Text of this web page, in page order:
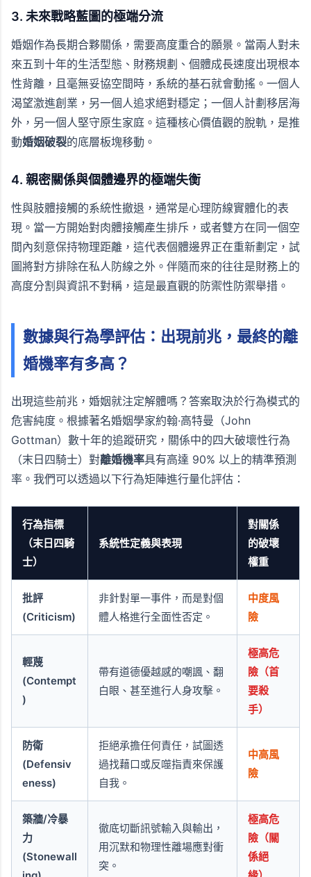
3. 未來戰略藍圖的極端分流
婚姻作為長期合夥關係，需要高度重合的願景。當兩人對未
來五到十年的生活型態、財務規劃、個體成長速度出現根本
性背離，且毫無妥協空間時，系統的基石就會動搖。一個人
渴望激進創業，另一個人追求絕對穩定；一個人計劃移居海
外，另一個人堅守原生家庭。這種核心價值觀的脫軌，是推
動婚姻破裂的底層板塊移動。
4. 親密關係與個體邊界的極端失衡
性與肢體接觸的系統性撤退，通常是心理防線實體化的表
現。當一方開始對肉體接觸產生排斥，或者雙方在同一個空
間內刻意保持物理距離，這代表個體邊界正在重新劃定，試
圖將對方排除在私人防線之外。伴隨而來的往往是財務上的
高度分割與資訊不對稱，這是最直觀的防禦性防禦舉措。
數據與行為學評估：出現前兆，最終的離
婚機率有多高？
出現這些前兆，婚姻就注定解體嗎？答案取決於行為模式的
危害純度。根據著名婚姻學家約翰·高特曼（John
Gottman）數十年的追蹤研究，關係中的四大破壞性行為
（末日四騎士）對離婚機率具有高達 90% 以上的精準預測
率。我們可以透過以下行為矩陣進行量化評估：
行為指標
（末日四騎
士）
系統性定義與表現
對關係
的破壞
權重
批評
(Criticism)
非針對單一事件，而是對個
體人格進行全面性否定。
中度風
險
輕蔑
(Contempt
)
帶有道德優越感的嘲諷、翻
白眼、甚至進行人身攻擊。
極高危
險（首
要殺
手）
防衛
(Defensiv
eness)
拒絕承擔任何責任，試圖透
過找藉口或反噬指責來保護
自我。
中高風
險
築牆/冷暴
力
(Stonewall
徹底切斷訊號輸入與輸出，
用沉默和物理性離場應對衝
突。
極高危
險（關
係絕